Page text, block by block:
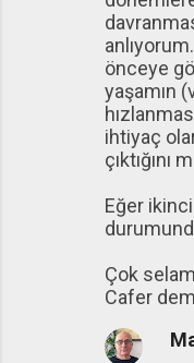
önceye
yaşamın
ihtiyaç
çıktığını
Eğer
Çok
Cafer